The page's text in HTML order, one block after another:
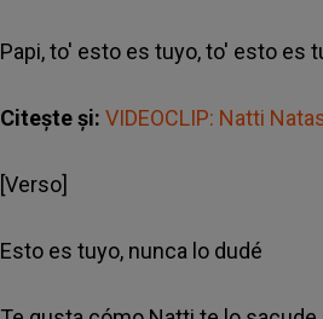
Papi, to' esto es tuyo, to' esto es
Citește și: VIDEOCLIP: Natti
[Verso]
Esto es tuyo, nunca lo dudé